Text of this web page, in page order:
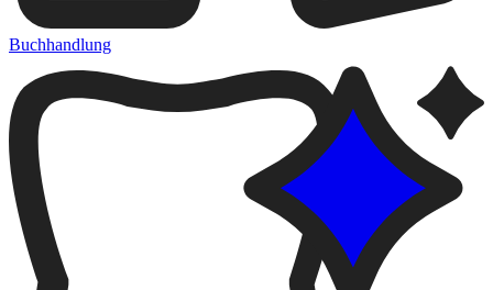
Buchhandlung